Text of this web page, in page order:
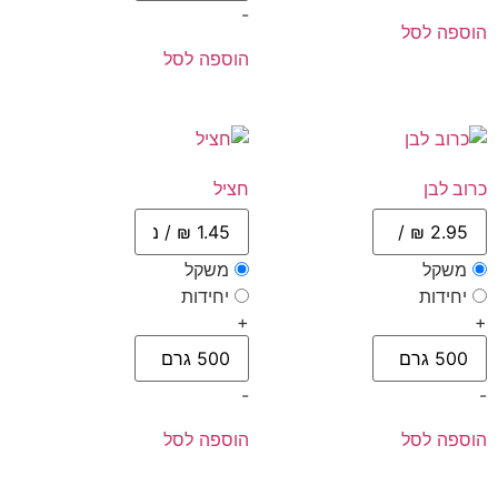
הוספה לסל
-
הוספה לסל
כרוב לבן
משקל
יחידות
+
-
הוספה לסל
חציל
משקל
יחידות
+
-
הוספה לסל